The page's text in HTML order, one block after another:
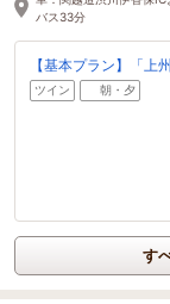
バス33分
【基本プラン】「上
ツイン 朝・夕
す